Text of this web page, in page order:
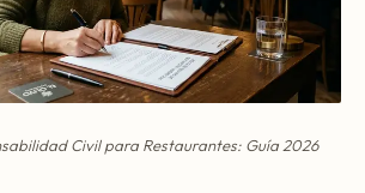
Civil para Restaurantes: Guía 2026